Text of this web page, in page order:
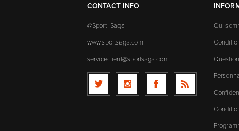
CONTACT INFO
@Sport_Saga
www.sportsaga.com
serviceclient@sportsaga.com
Qui